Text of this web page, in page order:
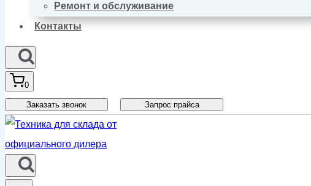
Ремонт и обслуживание
Контакты
0
Заказать звонок Запрос прайса